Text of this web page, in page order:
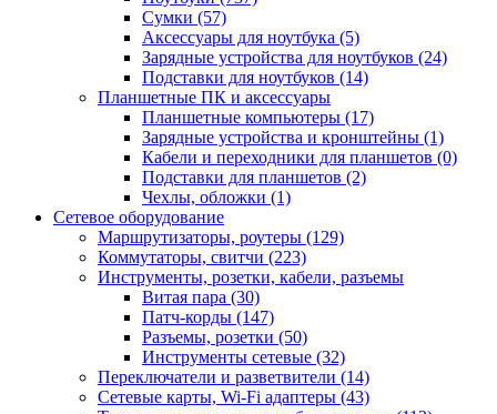
Сумки (57)
Аксессуары для ноутбука (5)
Зарядные устройства для ноутбуков (24)
Подставки для ноутбуков (14)
Планшетные ПК и аксессуары
Планшетные компьютеры (17)
Зарядные устройства и кронштейны (1)
Кабели и переходники для планшетов (0)
Подставки для планшетов (2)
Чехлы, обложки (1)
Сетевое оборудование
Маршрутизаторы, роутеры (129)
Коммутаторы, свитчи (223)
Инструменты, розетки, кабели, разъемы
Витая пара (30)
Патч-корды (147)
Разъемы, розетки (50)
Инструменты сетевые (32)
Переключатели и разветвители (14)
Сетевые карты, Wi-Fi адаптеры (43)